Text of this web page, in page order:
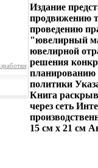
Издание
продвижению
проведению
"ювелирный
ювелирной
решения
планированию
политики
Книга
через сеть
15 см х 21 см